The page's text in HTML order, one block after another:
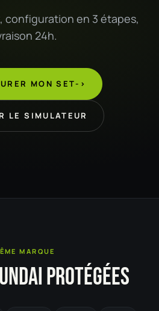
configuration en 3 étapes,
24h.
MON SET->
LE SIMULATEUR
MARQUE
PROTÉGÉES